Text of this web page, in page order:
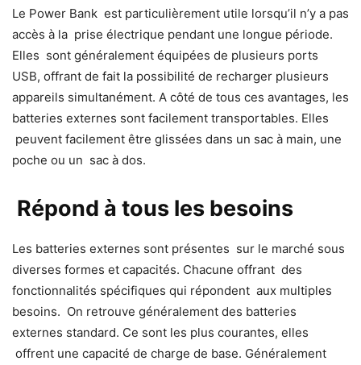
Le Power Bank est particulièrement utile lorsqu’il n’y a pas
accès à la prise électrique pendant une longue période.
Elles sont généralement équipées de plusieurs ports
USB, offrant de fait la possibilité de recharger plusieurs
appareils simultanément. A côté de tous ces avantages, les
batteries externes sont facilement transportables. Elles
peuvent facilement être glissées dans un sac à main, une
poche ou un sac à dos.
Répond à tous les besoins
Les batteries externes sont présentes sur le marché sous
diverses formes et capacités. Chacune offrant des
fonctionnalités spécifiques qui répondent aux multiples
besoins. On retrouve généralement des batteries
externes standard. Ce sont les plus courantes, elles
offrent une capacité de charge de base. Généralement